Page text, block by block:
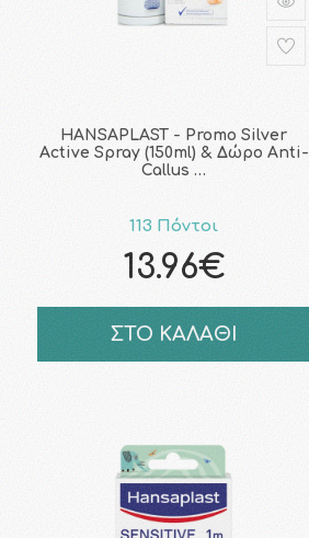
HANSAPLAST - Promo Silver
Active Spray (150ml) & Δώρο Anti-
Callus …
113 Πόντοι
13.96€
ΣΤΟ ΚΑΛΑΘΙ